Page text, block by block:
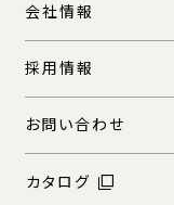
会社情報
採用情報
お問い合わせ
カタログ